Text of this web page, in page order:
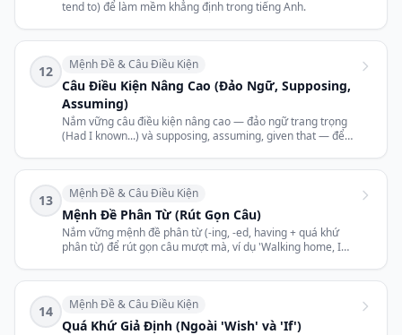
tend to) để làm mềm khẳng định trong tiếng Anh.
12 Mệnh Đề & Câu Điều Kiện
Câu Điều Kiện Nâng Cao (Đảo Ngữ, Supposing,
Assuming)
Nắm vững câu điều kiện nâng cao — đảo ngữ trang trọng
(Had I known...) và supposing, assuming, given that — để
13 Mệnh Đề & Câu Điều Kiện
Mệnh Đề Phân Từ (Rút Gọn Câu)
Nắm vững mệnh đề phân từ (-ing, -ed, having + quá khứ
phân từ) để rút gọn câu mượt mà, ví dụ 'Walking home, I
14 Mệnh Đề & Câu Điều Kiện
Quá Khứ Giả Định (Ngoài 'Wish' và 'If')